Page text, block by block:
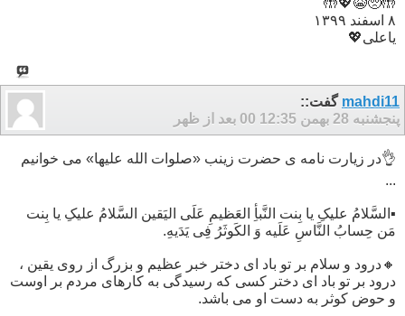
🤲🥺😭💖🤲
۸ اسفند ۱۳۹۹
یاعلی💖
mahdi11 گفت::
پنجشنبه 28 بهمن 00
12:35 بعد از ظهر
👌در زیارت نامه ی حضرت زینب «صلوات الله علیها» می خوانیم
...
▪️السَّلامُ علیکِ یا بِنت النَّبأِ العَظیمِ عَلَی الیَقین السَّلامُ علیکِ یا بِنت
مَن حِسابُ النَّاسِ عَلَیه وَ الکَوثَرُ فِی یَدَیهِ.
🔸درود و سلام بر تو باد ای دختر خبر عظیم و بزرگ از روی یقین ،
درود بر تو باد ای دختر کسی که رسیدگی به کارهای مردم بر اوست
و حوض کوثر به دست او می باشد.